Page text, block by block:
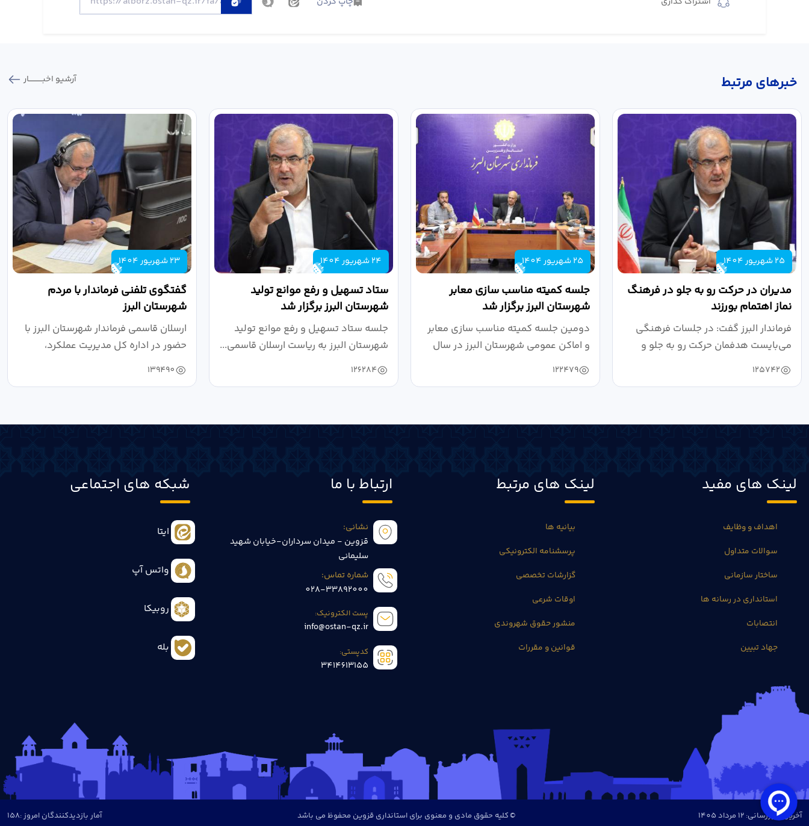
خبر‌های مرتبط آرشیو اخبـــــــــــار
25 شهریور 1404
مدیران در حرکت رو به جلو در فرهنگ
نماز اهتمام بورزند
فرماندار البرز گفت: در جلسات فرهنگی
می‌بایست هدفمان حرکت رو به جلو و
دستیابی...
125742
25 شهریور 1404
جلسه کمیته مناسب سازی معابر
شهرستان البرز برگزار شد
دومین جلسه کمیته مناسب سازی معابر
و اماکن عمومی شهرستان البرز در سال
۱۴۰۴ به...
122479
24 شهریور 1404
ستاد تسهیل و رفع موانع تولید
شهرستان البرز برگزار شد
جلسه ستاد تسهیل و رفع موانع تولید
شهرستان البرز به ریاست ارسلان قاسمی...
126284
23 شهریور 1404
گفتگوی تلفنی فرماندار با مردم
شهرستان البرز
ارسلان قاسمی فرماندار شهرستان البرز با
حضور در اداره کل مدیریت عملکرد،
بازرسی...
139490
لینک های مفید
اهداف و وظایف
سوالات متداول
ساختار سازمانی
استانداری در رسانه ها
انتصابات
جهاد تبیین
لینک های مرتبط
بیانیه ها
پرسشنامه الکترونیکی
گزارشات تخصصی
اوقات شرعی
منشور حقوق شهروندی
قوانین و مقررات
ارتباط با ما
نشانی:
قزوین - میدان سرداران-خیابان شهید
سلیمانی
شماره تماس:
028-33892000
پست الکترونیک:
info@ostan-qz.ir
کدپستی:
3414613155
شبکه های اجتماعی
ایتا
واتس آپ
روبیکا
بله
آخرین بروزرسانی: 12 مرداد 1405 © کلیه حقوق مادی و معنوی برای استانداری قزوین محفوظ می باشد آمار بازدیدکنندگان امروز :158